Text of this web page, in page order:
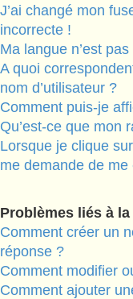
J’ai changé mon
incorrecte !
Ma langue n’est
A quoi
nom d’utilisateur ?
Comment puis-je
Qu’est-ce que mon
Lorsque je clique
me demande de me
Problèmes liés à
Comment créer un
réponse ?
Comment modifier
Comment ajouter